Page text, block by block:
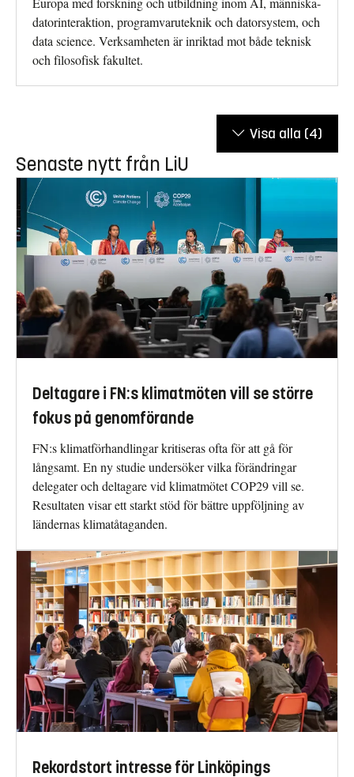
datorinteraktion, programvaruteknik och datorsystem, och
data science. Verksamheten är inriktad mot både teknisk
och filosofisk fakultet.
Visa alla (4)
Senaste nytt från LiU
Deltagare i FN:s klimatmöten vill se större
fokus på genomförande
FN:s klimatförhandlingar kritiseras ofta för att gå för
långsamt. En ny studie undersöker vilka förändringar
delegater och deltagare vid klimatmötet COP29 vill se.
Resultaten visar ett starkt stöd för bättre uppföljning av
ländernas klimatåtaganden.
Rekordstort intresse för Linköpings